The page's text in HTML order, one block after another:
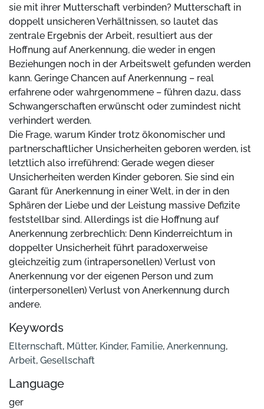
sie mit ihrer Mutterschaft verbinden? Mutterschaft in
doppelt unsicheren Verhältnissen, so lautet das
zentrale Ergebnis der Arbeit, resultiert aus der
Hoffnung auf Anerkennung, die weder in engen
Beziehungen noch in der Arbeitswelt gefunden werden
kann. Geringe Chancen auf Anerkennung – real
erfahrene oder wahrgenommene – führen dazu, dass
Schwangerschaften erwünscht oder zumindest nicht
verhindert werden.
Die Frage, warum Kinder trotz ökonomischer und
partnerschaftlicher Unsicherheiten geboren werden, ist
letztlich also irreführend: Gerade wegen dieser
Unsicherheiten werden Kinder geboren. Sie sind ein
Garant für Anerkennung in einer Welt, in der in den
Sphären der Liebe und der Leistung massive Defizite
feststellbar sind. Allerdings ist die Hoffnung auf
Anerkennung zerbrechlich: Denn Kinderreichtum in
doppelter Unsicherheit führt paradoxerweise
gleichzeitig zum (intrapersonellen) Verlust von
Anerkennung vor der eigenen Person und zum
(interpersonellen) Verlust von Anerkennung durch
andere.
Keywords
Elternschaft, Mütter, Kinder, Familie, Anerkennung,
Arbeit, Gesellschaft
Language
ger